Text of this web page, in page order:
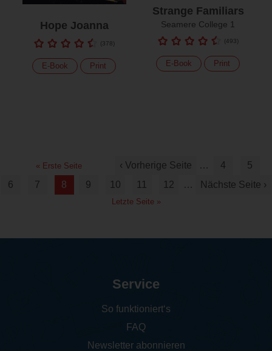
Hope Joanna
(378)
E-Book Print
Strange Familiars
Seamere College 1
(493)
E-Book Print
« Erste Seite ‹ Vorherige Seite … 4
5
6
7 8 9 10 11 12 … Nächste Seite ›
Letzte Seite »
Service
So funktioniert‘s
FAQ
Newsletter abonnieren